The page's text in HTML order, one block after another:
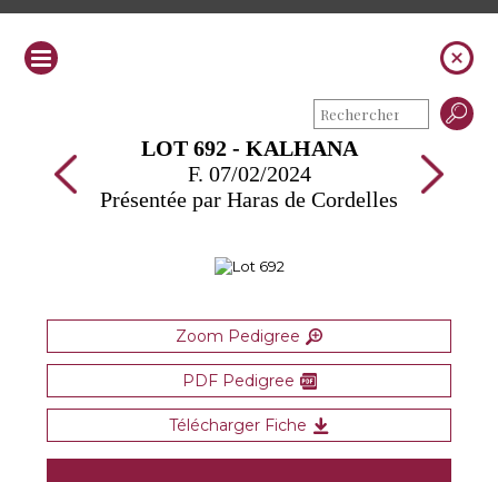
LOT 692 - KALHANA
F. 07/02/2024
Présentée par Haras de Cordelles
Zoom Pedigree
PDF Pedigree
Télécharger Fiche